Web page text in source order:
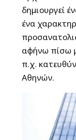
δημιουργεί
ένα
αφήνω πίσω
π.χ.
Αθηνών.